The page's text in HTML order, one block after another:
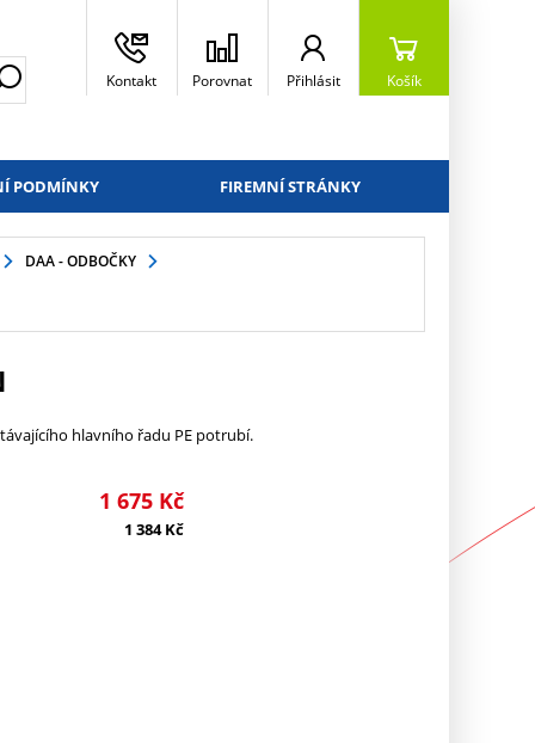
Kontakt Porovnat Přihlásit Košík
PODMÍNKY FIREMNÍ STRÁNKY
DAA - ODBOČKY
hlavního řadu PE potrubí.
1 675 Kč
1 384Kč